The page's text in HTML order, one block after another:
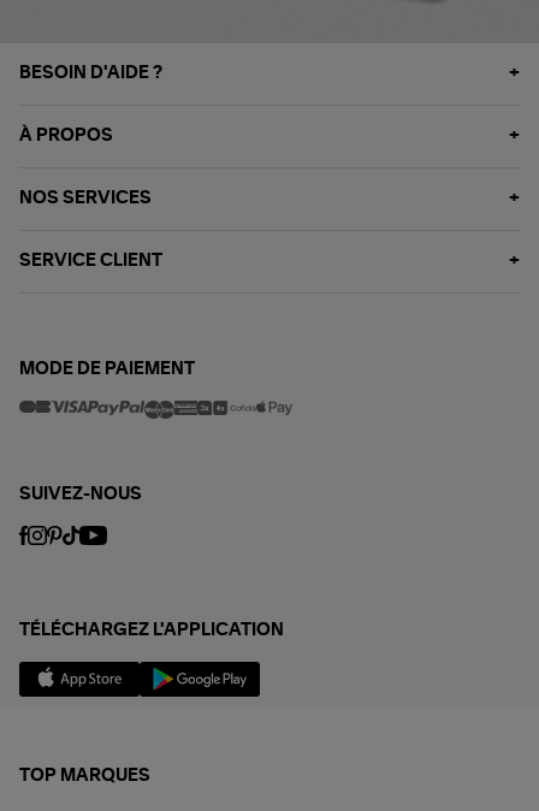
BESOIN D'AIDE ?
À PROPOS
NOS SERVICES
SERVICE CLIENT
MODE DE PAIEMENT
SUIVEZ-NOUS
TÉLÉCHARGEZ L'APPLICATION
TOP MARQUES